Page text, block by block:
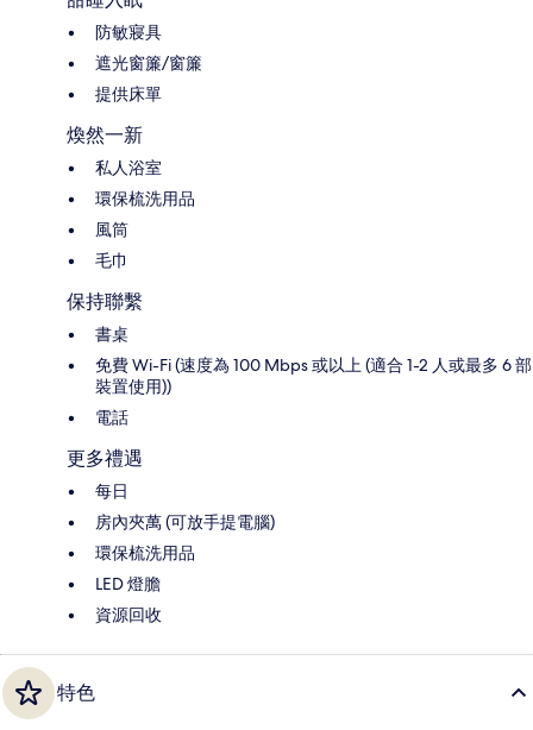
防敏寢具
遮光窗簾/窗簾
提供床單
煥然一新
私人浴室
環保梳洗用品
風筒
毛巾
保持聯繫
書桌
免費 Wi-Fi (速度為 100 Mbps 或以上 (適合 1-2 人或最多 6 部
裝置使用))
電話
更多禮遇
每日
房內夾萬 (可放手提電腦)
環保梳洗用品
LED 燈膽
資源回收
特色